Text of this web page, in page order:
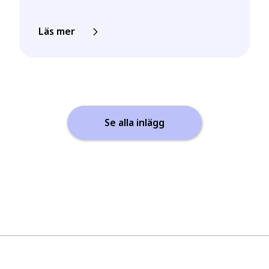
Läs mer
Se alla inlägg